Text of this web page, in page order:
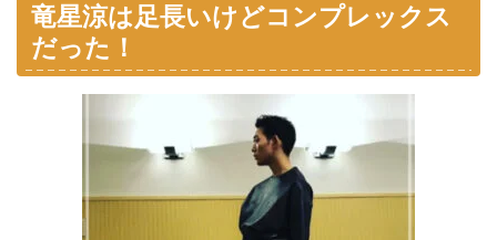
竜星涼は足長いけどコンプレックス
だった！